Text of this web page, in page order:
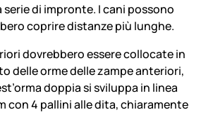
di impronte. I cani possono
coprire distanze più lunghe.
dovrebbero essere collocate in
delle orme delle zampe anteriori,
doppia si sviluppa in linea
con 4 pallini alle dita, chiaramente